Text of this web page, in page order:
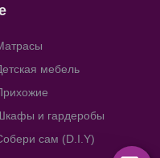
мебель
и гардеробы
сам (D.I.Y)